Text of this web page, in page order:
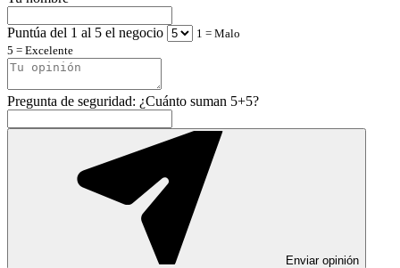
Puntúa del 1 al 5 el negocio
1 = Malo
5 = Excelente
Pregunta de seguridad: ¿Cuánto suman 5+5?
Enviar opinión